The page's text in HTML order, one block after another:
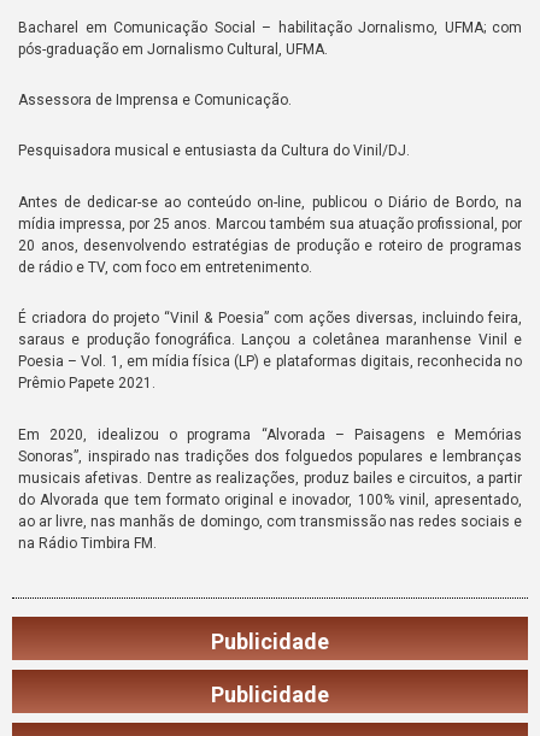
Bacharel em Comunicação Social – habilitação Jornalismo, UFMA; com
pós-graduação em Jornalismo Cultural, UFMA.
Assessora de Imprensa e Comunicação.
Pesquisadora musical e entusiasta da Cultura do Vinil/DJ.
Antes de dedicar-se ao conteúdo on-line, publicou o Diário de Bordo, na
mídia impressa, por 25 anos. Marcou também sua atuação profissional, por
20 anos, desenvolvendo estratégias de produção e roteiro de programas
de rádio e TV, com foco em entretenimento.
É criadora do projeto “Vinil & Poesia” com ações diversas, incluindo feira,
saraus e produção fonográfica. Lançou a coletânea maranhense Vinil e
Poesia – Vol. 1, em mídia física (LP) e plataformas digitais, reconhecida no
Prêmio Papete 2021.
Em 2020, idealizou o programa “Alvorada – Paisagens e Memórias
Sonoras”, inspirado nas tradições dos folguedos populares e lembranças
musicais afetivas. Dentre as realizações, produz bailes e circuitos, a partir
do Alvorada que tem formato original e inovador, 100% vinil, apresentado,
ao ar livre, nas manhãs de domingo, com transmissão nas redes sociais e
na Rádio Timbira FM.
Publicidade
Publicidade